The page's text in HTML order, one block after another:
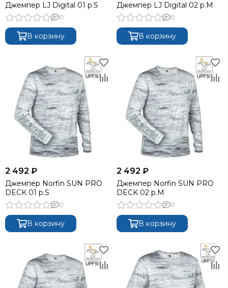
Джемпер LJ Digital 01 р.S
0
В корзину
Джемпер LJ Digital 02 р.M
0
В корзину
2 492 ₽
Джемпер Norfin SUN PRO
DECK 01 р.S
0
В корзину
2 492 ₽
Джемпер Norfin SUN PRO
DECK 02 р.M
0
В корзину